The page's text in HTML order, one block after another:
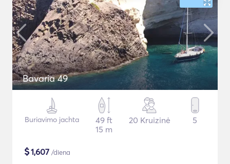
Bavaria 49
Buriavimo jachta
49 ft
15 m
20 Kruizinė 5
$1,607 /diena